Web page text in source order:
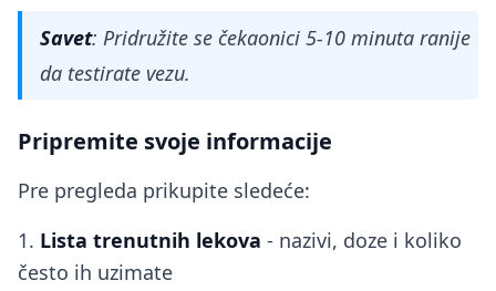
Savet: Pridružite se čekaonici 5-10 minuta ranije
da testirate vezu.
Pripremite svoje informacije
Pre pregleda prikupite sledeće:
Lista trenutnih lekova - nazivi, doze i koliko
često ih uzimate